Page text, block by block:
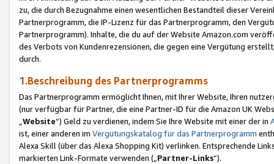
zu, die durch Bezugnahme einen wesentlichen Bestandteil dieser
Partnerprogramm, die IP-Lizenz für das Partnerprogramm, den
Partnerprogramm). Inhalte, die du auf der Website Amazon.com
des Verbots von Kundenrezensionen, die gegen eine Vergütung
durch.
1.Beschreibung des Partnerprogramms
Das Partnerprogramm ermöglicht Ihnen, mit Ihrer Website, Ihren
(nur verfügbar für Partner, die eine Partner-ID für die Amazon UK
Website“) Geld zu verdienen, indem Sie Ihre Website mit einer der in
ist, einer anderen im Vergütungskatalog für das Partnerprogramm
Alexa Skill (über das Alexa Shopping Kit) verlinken. Entsprechende
markierten Link-Formate verwenden („ Partner-Links“).